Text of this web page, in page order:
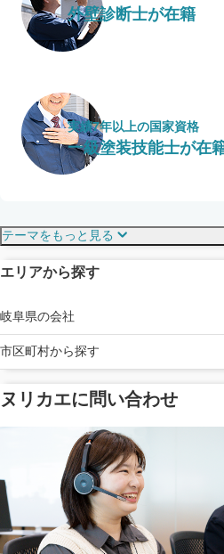
外壁診断士が在籍
実績7年以上の国家資格
一級塗装技能士が在
塗料の​品質を​保証
メーカー保証
工事保険
見えにくい屋根も安心
ドローン診断
省エネ効果
断熱・遮熱塗料対応
雨漏り修繕
テーマをもっと見る
エリアから探す
岐阜県の会社
市区町村から探す
ヌリカエに問い合わせ